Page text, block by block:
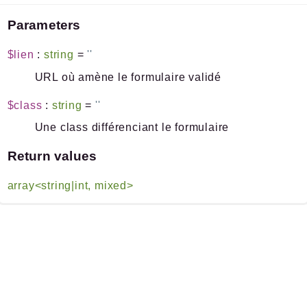
Parameters
$lien :string =''
URL où amène le formulaire validé
$class : string =''
Une class différenciant le formulaire
Return values
array<string|int, mixed>